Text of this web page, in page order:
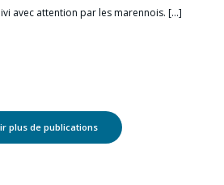
avec attention par les marennois. […]
plus de publications